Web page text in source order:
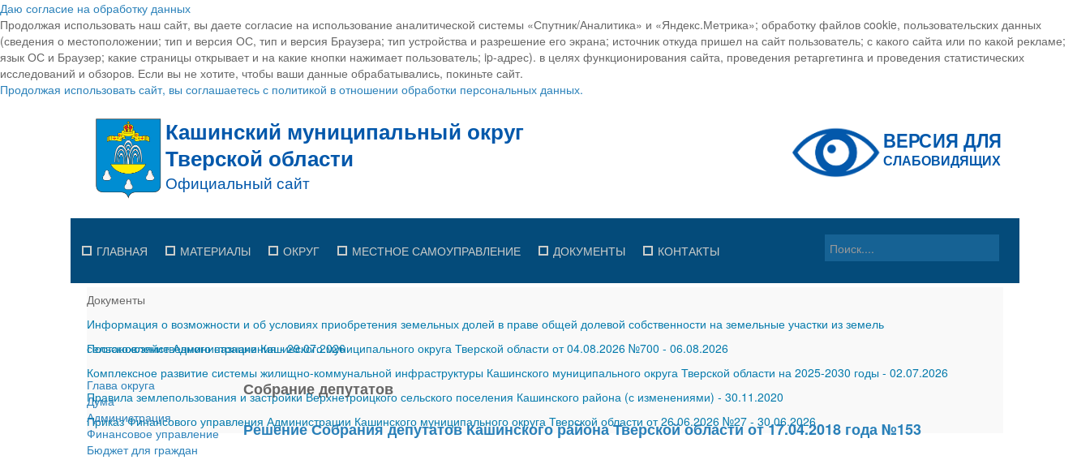
Даю согласие на обработку данных
Продолжая использовать наш сайт, вы даете согласие на использование аналитической системы «Спутник/Аналитика» и «Яндекс.Метрика»; обработку файлов cookie, пользовательских данных
(сведения о местоположении; тип и версия ОС, тип и версия Браузера; тип устройства и разрешение его экрана; источник откуда пришел на сайт пользователь; с какого сайта или по какой рекламе;
язык ОС и Браузер; какие страницы открывает и на какие кнопки нажимает пользователь; ip-адрес). в целях функционирования сайта, проведения ретаргетинга и проведения статистических
исследований и обзоров. Если вы не хотите, чтобы ваши данные обрабатывались, покиньте сайт.
Продолжая использовать сайт, вы соглашаетесь с политикой в отношении обработки персональных данных.
ГЛАВНАЯ МАТЕРИАЛЫ ОКРУГ МЕСТНОЕ САМОУПРАВЛЕНИЕ ДОКУМЕНТЫ КОНТАКТЫ
Документы
Информация о возможности и об условиях приобретения земельных долей в праве общей долевой собственности на земельные участки из земель
сельскохозяйственного назначения-29.07.2026
Постановление Администрации Кашинского муниципального округа Тверской области от 04.08.2026 №700 - 06.08.2026
Комплексное развитие системы жилищно-коммунальной инфраструктуры Кашинского муниципального округа Тверской области на 2025-2030 годы - 02.07.2026
Правила землепользования и застройки Верхнетроицкого сельского поселения Кашинского района (с изменениями) - 30.11.2020
Приказ Финансового управления Администрации Кашинского муниципального округа Тверской области от 26.06.2026 №27 - 30.06.2026
Глава округа
Дума
Администрация
Финансовое управление
Бюджет для граждан
Собрание депутатов
Решение Собрания депутатов Кашинского района Тверской области от 17.04.2018 года №153